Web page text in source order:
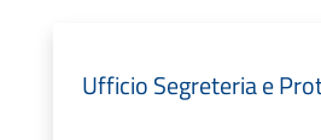
Ufficio Segreteria e